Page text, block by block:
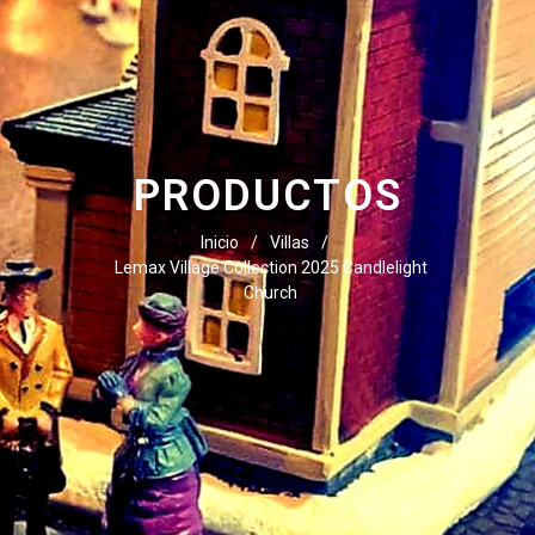
PRODUCTOS
Inicio / Villas
/
Lemax Village Collection 2025 Candlelight
Church